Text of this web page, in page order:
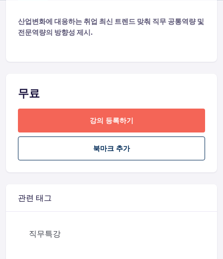
산업변화에 대응하는 취업 최신 트렌드 맞춰 직무 공통역량 및
전문역량의 방향성 제시.
무료
강의 등록하기
북마크 추가
관련 태그
직무특강